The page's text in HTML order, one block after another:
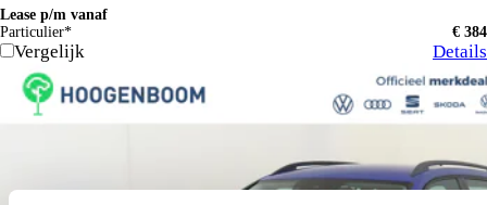
Lease p/m vanaf
Particulier*
€ 384
Vergelijk Details